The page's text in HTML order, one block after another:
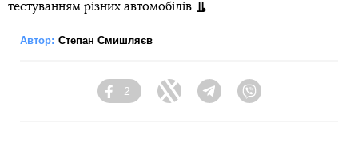
тестуванням різних автомобілів.
Автор: Степан Смишляєв
Facebook
2
Twitter Telegram